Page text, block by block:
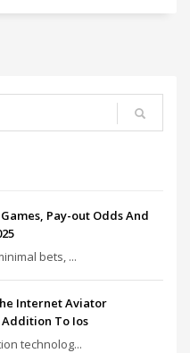
Pay-out Odds And
bets, ...
Internet Aviator
To Ios
technolog...